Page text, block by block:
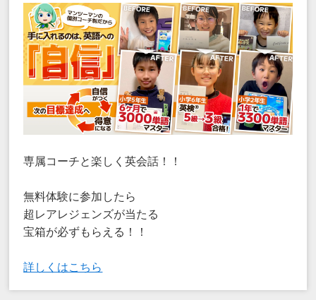
専属コーチと楽しく英会話！！
無料体験に参加したら
超レアレジェンズが当たる
宝箱が必ずもらえる！！
詳しくはこちら